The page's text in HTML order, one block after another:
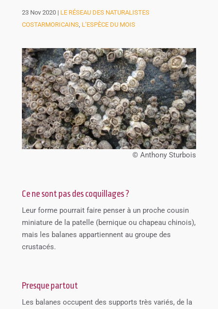
23 Nov 2020| LE RÉSEAU DES NATURALISTES
COSTARMORICAINS, L’ESPÈCE DU MOIS
© Anthony Sturbois
Ce ne sont pas des coquillages ?
Leur forme pourrait faire penser à un proche cousin
miniature de la patelle (bernique ou chapeau chinois),
mais les balanes appartiennent au groupe des
crustacés.
Presque partout
Les balanes occupent des supports très variés, de la